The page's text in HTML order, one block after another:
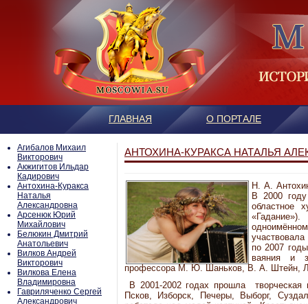
ГЛАВНАЯ О ПОРТАЛЕ
Агибалов Михаил
Викторович
Акжигитов Ильдар
Кадирович
Антохина-Куракса
Наталья
Александровна
Арсенюк Юрий
Михайлович
Белюкин Дмитрий
Анатольевич
Вилков Андрей
Викторович
Вилкова Елена
Владимировна
Гавриляченко Сергей
Александрович
АНТОХИНА-КУРАКСА НАТАЛЬЯ
Н. А.
В 2000
областное
по 2007
ваяния и
профессора М. Ю. Шаньков, В. А. Штейн,
В 2001-2002 годах прошла творческая
Псков, Изборск, Печеры, Выборг,